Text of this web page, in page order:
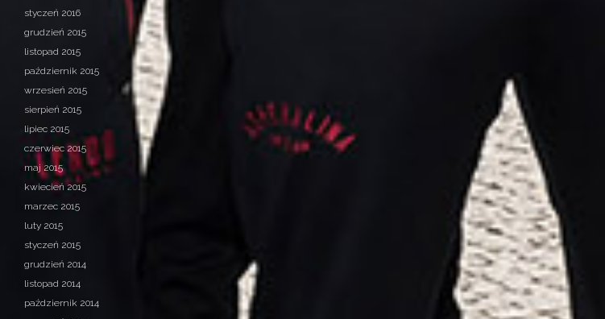
styczeń 2016
grudzień 2015
listopad 2015
październik 2015
wrzesień 2015
sierpień 2015
lipiec 2015
czerwiec 2015
maj 2015
kwiecień 2015
marzec 2015
luty 2015
styczeń 2015
grudzień 2014
listopad 2014
październik 2014